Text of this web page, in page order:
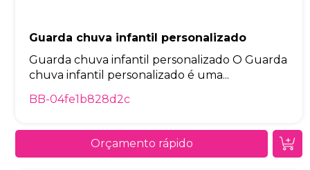
Guarda chuva infantil personalizado
Guarda chuva infantil personalizado O Guarda
chuva infantil personalizado é uma...
BB-04fe1b828d2c
Orçamento rápido